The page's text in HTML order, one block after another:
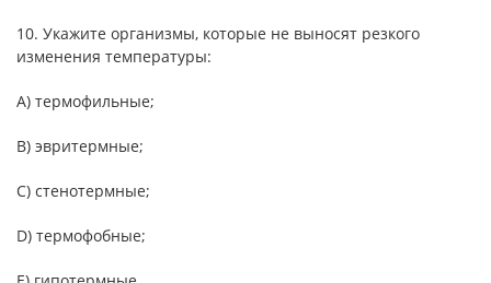
10. Укажите организмы, которые не выносят резкого
изменения температуры:
А) термофильные;
B) эвритермные;
С) стенотермные;
D) термофобные;